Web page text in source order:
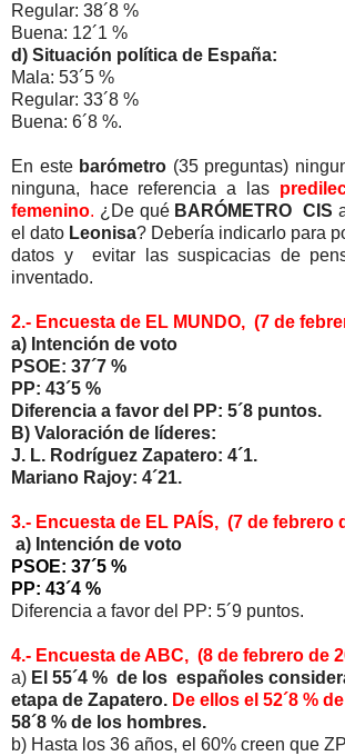
Regular: 38´8 %
Buena: 12´1 %
d) Situación política de España:
Mala: 53´5 %
Regular: 33´8 %
Buena: 6´8 %.
En este barómetro (35 preguntas)
ninguna, hace referencia a las
femenino. ¿De qué BARÓMETRO CIS
el dato Leonisa? Debería indicarlo para
datos y evitar las suspicacias de
inventado.
2.- Encuesta de EL MUNDO, (7 de
a) Intención de voto
PSOE: 37´7 %
PP: 43´5 %
Diferencia a favor del PP: 5´8 puntos.
B) Valoración de líderes:
J. L. Rodríguez Zapatero: 4´1.
Mariano Rajoy: 4´21.
3.- Encuesta de EL PAÍS, (7 de febrero
a) Intención de voto
PSOE: 37´5 %
PP: 43´4 %
Diferencia a favor del PP: 5´9 puntos.
4.- Encuesta de ABC, (8 de febrero de
a) El 55´4 % de los españoles
etapa de Zapatero. De ellos el 52´8 %
58´8 % de los hombres.
b) Hasta los 36 años, el 60% creen que